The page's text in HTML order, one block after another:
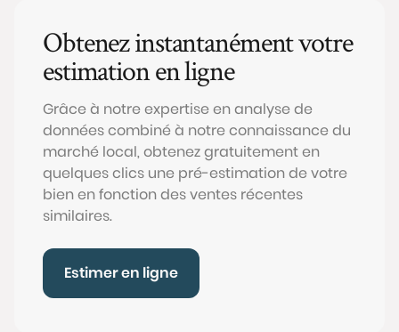
Obtenez instantanément votre
estimation en ligne
Grâce à notre expertise en analyse de
données combiné à notre connaissance du
marché local, obtenez gratuitement en
quelques clics une pré-estimation de votre
bien en fonction des ventes récentes
similaires.
Estimer en ligne